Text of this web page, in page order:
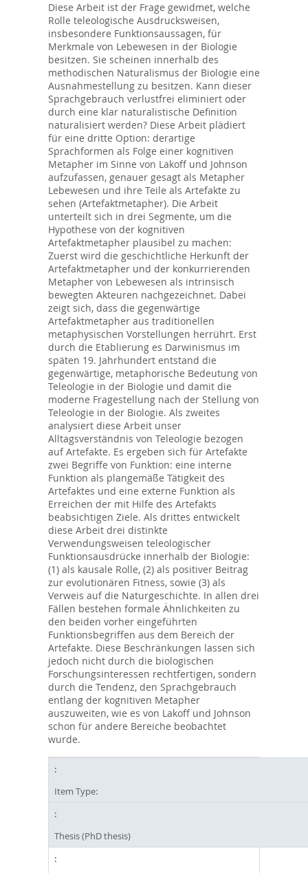
Diese Arbeit ist der Frage gewidmet, welche
Rolle teleologische Ausdrucksweisen,
insbesondere Funktionsaussagen, für
Merkmale von Lebewesen in der Biologie
besitzen. Sie scheinen innerhalb des
methodischen Naturalismus der Biologie eine
Ausnahmestellung zu besitzen. Kann dieser
Sprachgebrauch verlustfrei eliminiert oder
durch eine klar naturalistische Definition
naturalisiert werden? Diese Arbeit plädiert
für eine dritte Option: derartige
Sprachformen als Folge einer kognitiven
Metapher im Sinne von Lakoff und Johnson
aufzufassen, genauer gesagt als Metapher
Lebewesen und ihre Teile als Artefakte zu
sehen (Artefaktmetapher). Die Arbeit
unterteilt sich in drei Segmente, um die
Hypothese von der kognitiven
Artefaktmetapher plausibel zu machen:
Zuerst wird die geschichtliche Herkunft der
Artefaktmetapher und der konkurrierenden
Metapher von Lebewesen als intrinsisch
bewegten Akteuren nachgezeichnet. Dabei
zeigt sich, dass die gegenwärtige
Artefaktmetapher aus traditionellen
metaphysischen Vorstellungen herrührt. Erst
durch die Etablierung es Darwinismus im
späten 19. Jahrhundert entstand die
gegenwärtige, metaphorische Bedeutung von
Teleologie in der Biologie und damit die
moderne Fragestellung nach der Stellung von
Teleologie in der Biologie. Als zweites
analysiert diese Arbeit unser
Alltagsverständnis von Teleologie bezogen
auf Artefakte. Es ergeben sich für Artefakte
zwei Begriffe von Funktion: eine interne
Funktion als plangemäße Tätigkeit des
Artefaktes und eine externe Funktion als
Erreichen der mit Hilfe des Artefakts
beabsichtigen Ziele. Als drittes entwickelt
diese Arbeit drei distinkte
Verwendungsweisen teleologischer
Funktionsausdrücke innerhalb der Biologie:
(1) als kausale Rolle, (2) als positiver Beitrag
zur evolutionären Fitness, sowie (3) als
Verweis auf die Naturgeschichte. In allen drei
Fällen bestehen formale Ähnlichkeiten zu
den beiden vorher eingeführten
Funktionsbegriffen aus dem Bereich der
Artefakte. Diese Beschränkungen lassen sich
jedoch nicht durch die biologischen
Forschungsinteressen rechtfertigen, sondern
durch die Tendenz, den Sprachgebrauch
entlang der kognitiven Metapher
auszuweiten, wie es von Lakoff und Johnson
schon für andere Bereiche beobachtet
wurde.
Item Type:
Thesis (PhD thesis)